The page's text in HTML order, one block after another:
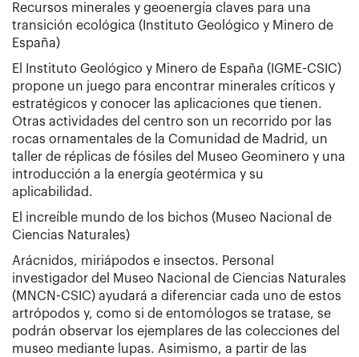
Recursos minerales y geoenergía claves para una
transición ecológica (Instituto Geológico y Minero de
España)
El Instituto Geológico y Minero de España (IGME-CSIC)
propone un juego para encontrar minerales críticos y
estratégicos y conocer las aplicaciones que tienen.
Otras actividades del centro son un recorrido por las
rocas ornamentales de la Comunidad de Madrid, un
taller de réplicas de fósiles del Museo Geominero y una
introducción a la energía geotérmica y su
aplicabilidad.
El increíble mundo de los bichos (Museo Nacional de
Ciencias Naturales)
Arácnidos, miriápodos e insectos. Personal
investigador del Museo Nacional de Ciencias Naturales
(MNCN-CSIC) ayudará a diferenciar cada uno de estos
artrópodos y, como si de entomólogos se tratase, se
podrán observar los ejemplares de las colecciones del
museo mediante lupas. Asimismo, a partir de las